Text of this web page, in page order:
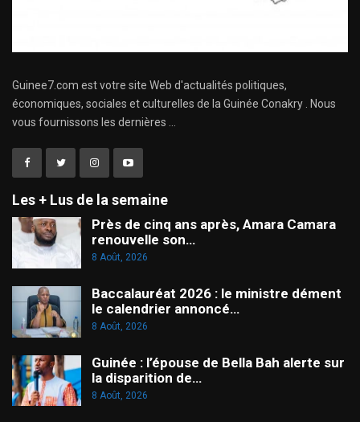
Guinee7.com est votre site Web d'actualités politiques,
économiques, sociales et culturelles de la Guinée Conakry . Nous
vous fournissons les dernières ...
Les + Lus de la semaine
Près de cinq ans après, Amara Camara
renouvelle son…
8 Août, 2026
Baccalauréat 2026 : le ministre dément
le calendrier annoncé…
8 Août, 2026
Guinée : l’épouse de Bella Bah alerte sur
la disparition de…
8 Août, 2026